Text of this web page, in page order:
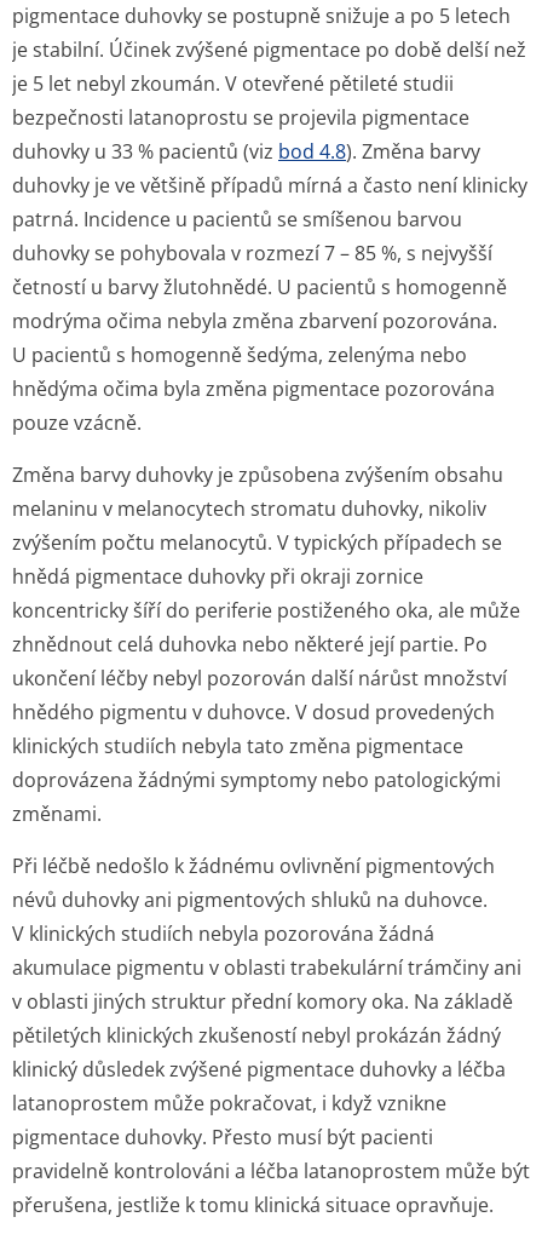
pigmentace duhovky se postupně snižuje a po 5 letech
je stabilní. Účinek zvýšené pigmentace po době delší než
je 5 let nebyl zkoumán. V otevřené pětileté studii
bezpečnosti latanoprostu se projevila pigmentace
duhovky u 33 % pacientů (viz bod 4.8). Změna barvy
duhovky je ve většině případů mírná a často není klinicky
patrná. Incidence u pacientů se smíšenou barvou
duhovky se pohybovala v rozmezí 7 – 85 %, s nejvyšší
četností u barvy žlutohnědé. U pacientů s homogenně
modrýma očima nebyla změna zbarvení pozorována.
U pacientů s homogenně šedýma, zelenýma nebo
hnědýma očima byla změna pigmentace pozorována
pouze vzácně.
Změna barvy duhovky je způsobena zvýšením obsahu
melaninu v melanocytech stromatu duhovky, nikoliv
zvýšením počtu melanocytů. V typických případech se
hnědá pigmentace duhovky při okraji zornice
koncentricky šíří do periferie postiženého oka, ale může
zhnědnout celá duhovka nebo některé její partie. Po
ukončení léčby nebyl pozorován další nárůst množství
hnědého pigmentu v duhovce. V dosud provedených
klinických studiích nebyla tato změna pigmentace
doprovázena žádnými symptomy nebo patologickými
změnami.
Při léčbě nedošlo k žádnému ovlivnění pigmentových
névů duhovky ani pigmentových shluků na duhovce.
V klinických studiích nebyla pozorována žádná
akumulace pigmentu v oblasti trabekulární trámčiny ani
v oblasti jiných struktur přední komory oka. Na základě
pětiletých klinických zkušeností nebyl prokázán žádný
klinický důsledek zvýšené pigmentace duhovky a léčba
latanoprostem může pokračovat, i když vznikne
pigmentace duhovky. Přesto musí být pacienti
pravidelně kontrolováni a léčba latanoprostem může být
přerušena, jestliže k tomu klinická situace opravňuje.